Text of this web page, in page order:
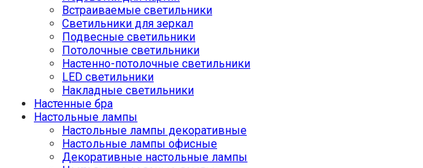
Встраиваемые светильники
Светильники для зеркал
Подвесные светильники
Потолочные светильники
Настенно-потолочные светильники
LED светильники
Накладные светильники
Настенные бра
Настольные лампы
Настольные лампы декоративные
Настольные лампы офисные
Декоративные настольные лампы